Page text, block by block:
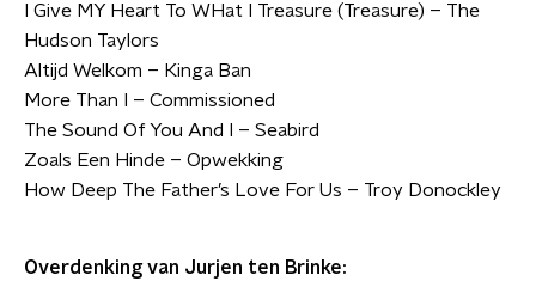
I Give MY Heart To WHat I Treasure (Treasure) – The
Hudson Taylors
Altijd Welkom – Kinga Ban
More Than I – Commissioned
The Sound Of You And I – Seabird
Zoals Een Hinde – Opwekking
How Deep The Father’s Love For Us – Troy Donockley
Overdenking van Jurjen ten Brinke: